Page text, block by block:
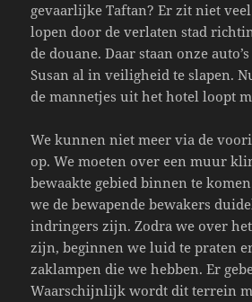
gevaarlijke Taftan? Er zit niet
lopen door de verlaten stad
de douane. Daar staan onze
Susan al in veiligheid te slapen.
de mannetjes uit het hotel loopt
We kunnen niet meer via de
op. We moeten over een muur
bewaakte gebied binnen te
we de bewapende bewakers
indringers zijn. Zodra we over
zijn, beginnen we luid te praten
zaklampen die we hebben. Er
Waarschijnlijk wordt dit terrein